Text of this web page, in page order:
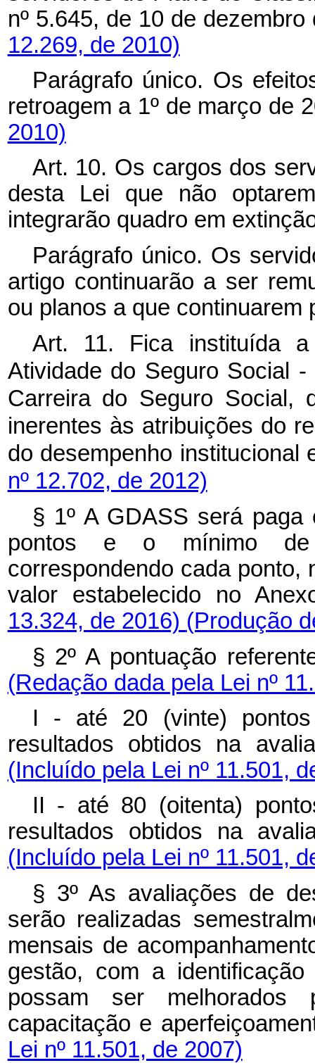
nº 5.645, de 10 de
12.269, de 2010)
Parágrafo único. Os
retroagem a 1º de março de
2010)
Art. 10. Os cargos dos
desta Lei que não
integrarão quadro em
Parágrafo único. Os
artigo continuarão a ser
ou planos a que continuarem
Art. 11. Fica instituída a
Atividade do Seguro Social
Carreira do Seguro Social,
inerentes às atribuições do
do desempenho institucional
nº 12.702, de 2012)
§ 1º A GDASS será paga
pontos e o mínimo de
correspondendo cada
valor estabelecido no
13.324, de 2016) (Produção
§ 2º A pontuação
(Redação dada pela Lei nº
I - até 20 (vinte)
resultados obtidos na
(Incluído pela Lei nº 11.501,
II - até 80 (oitenta)
resultados obtidos na
(Incluído pela Lei nº 11.501,
§ 3º As avaliações de
serão realizadas
mensais de
gestão, com a
possam ser
capacitação e
Lei nº 11.501, de 2007)